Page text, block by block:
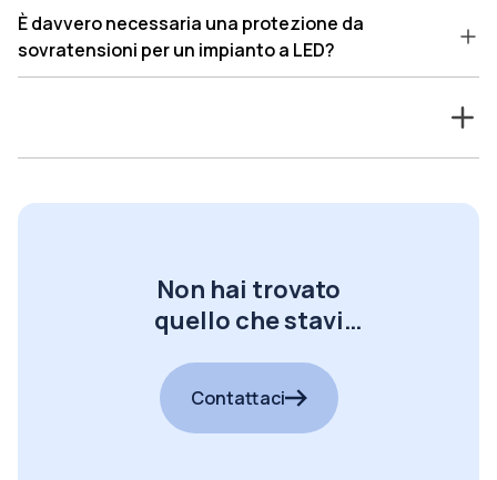
È davvero necessaria una protezione da
sovratensioni per un impianto a LED?
Non hai trovato
quello che stavi
Contattaci